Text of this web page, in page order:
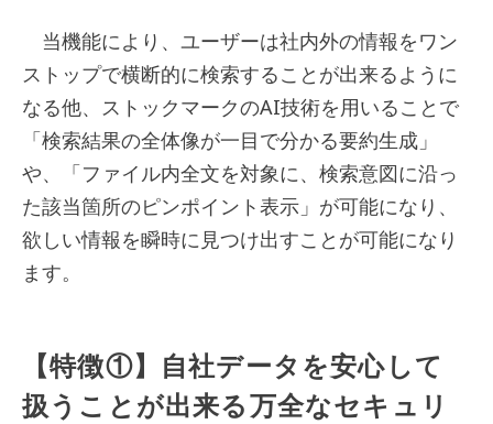
当機能により、ユーザーは社内外の情報をワン
ストップで横断的に検索することが出来るように
なる他、ストックマークのAI技術を用いることで
「検索結果の全体像が一目で分かる要約生成」
や、「ファイル内全文を対象に、検索意図に沿っ
た該当箇所のピンポイント表示」が可能になり、
欲しい情報を瞬時に見つけ出すことが可能になり
ます。
【特徴①】自社データを安心して
扱うことが出来る万全なセキュリ